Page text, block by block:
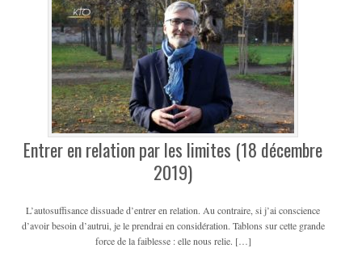
Entrer en relation par les limites (18 décembre
2019)
L’autosuffisance dissuade d’entrer en relation. Au contraire, si j’ai conscience
d’avoir besoin d’autrui, je le prendrai en considération. Tablons sur cette grande
force de la faiblesse : elle nous relie. […]